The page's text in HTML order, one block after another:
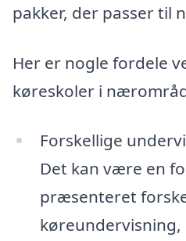
pakker, der passer til
Her er nogle fordele
køreskoler i
Forskellige
Det kan være en
præsenteret
køreundervisning,